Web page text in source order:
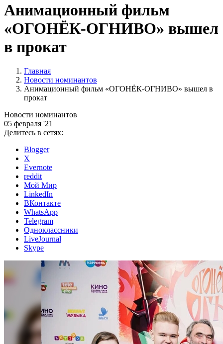
Анимационный фильм
«ОГОНЁК-ОГНИВО» вышел
в прокат
Главная
Новости номинантов
Анимационный фильм «ОГОНЁК-ОГНИВО» вышел в
прокат
Новости номинантов
05 февраля '21
Делитесь в сетях:
Blogger
X
Evernote
reddit
Мой Мир
LinkedIn
ВКонтакте
WhatsApp
Telegram
Одноклассники
LiveJournal
Skype